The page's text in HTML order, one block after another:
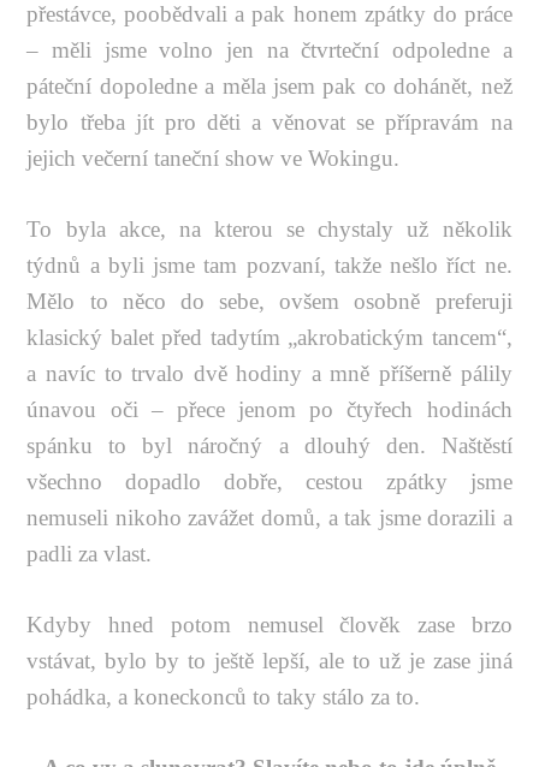
přestávce, poobědvali a pak honem zpátky do práce
– měli jsme volno jen na čtvrteční odpoledne a
páteční dopoledne a měla jsem pak co dohánět, než
bylo třeba jít pro děti a věnovat se přípravám na
jejich večerní taneční show ve Wokingu.
To byla akce, na kterou se chystaly už několik
týdnů a byli jsme tam pozvaní, takže nešlo říct ne.
Mělo to něco do sebe, ovšem osobně preferuji
klasický balet před tadytím „akrobatickým tancem“,
a navíc to trvalo dvě hodiny a mně příšerně pálily
únavou oči – přece jenom po čtyřech hodinách
spánku to byl náročný a dlouhý den. Naštěstí
všechno dopadlo dobře, cestou zpátky jsme
nemuseli nikoho zavážet domů, a tak jsme dorazili a
padli za vlast.
Kdyby hned potom nemusel člověk zase brzo
vstávat, bylo by to ještě lepší, ale to už je zase jiná
pohádka, a koneckonců to taky stálo za to.